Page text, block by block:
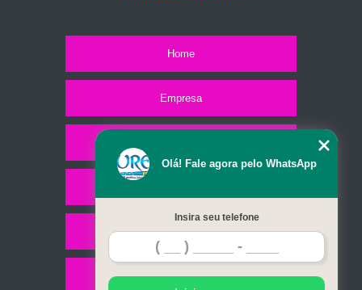
Home
Empresa
Contato
Mapa do site
Olá! Fale agora pelo WhatsApp
Insira seu telefone